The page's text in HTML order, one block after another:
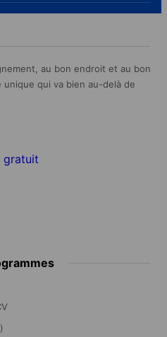
au bon endroit et au bon
qui va bien au-delà de
gratuit